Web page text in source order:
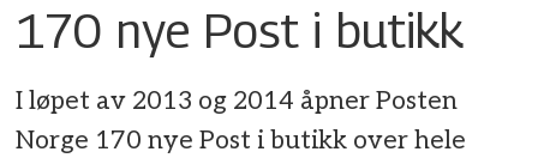
170 nye Post i butikk
I løpet av 2013 og 2014 åpner Posten
Norge 170 nye Post i butikk over hele